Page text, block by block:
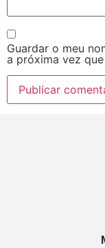
Guardar o meu
a próxima vez